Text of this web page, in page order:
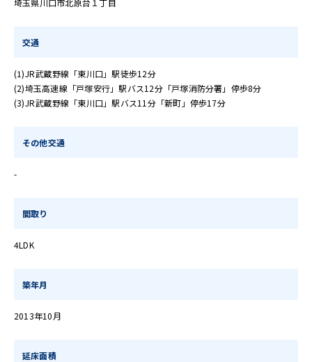
交通
(1)JR武蔵野線「東川口」駅徒歩12分
(2)埼玉高速線「戸塚安行」駅バス12分「戸塚消防分署」停歩8分
(3)JR武蔵野線「東川口」駅バス11分「新町」停歩17分
その他交通
-
間取り
4LDK
築年月
2013年10月
延床面積